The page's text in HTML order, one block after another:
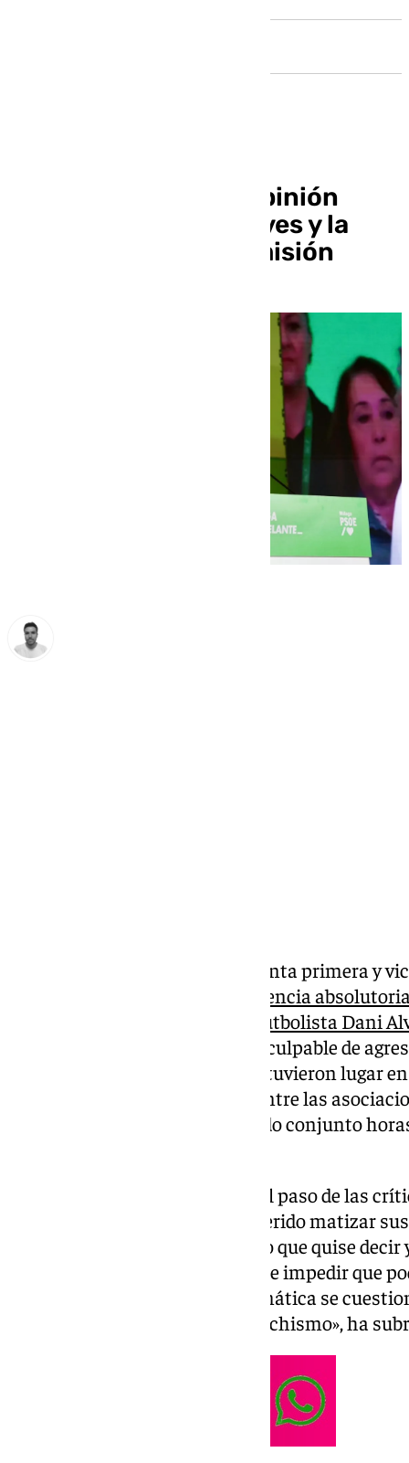
Montero matiza su opinión
sobre el caso Dani Alves y la
oposición pide su dimisión
El pasado sábado la vicepresidenta primera y
catalogó de «vergüenza» la sentencia
Justicia de Cataluña (TSJC) al futbolista Dani
sentencia previa que le declaró culpable de
prisión. Sus declaraciones, que tuvieron lugar
de Jaén, levantaron ampollas entre las
cuales emitieron un comunicado conjunto
Este lunes, Montero ha salido al paso de las
mensaje en su perfil de X ha querido matizar
en su postura frente al caso: «Lo que quise
presunción de inocencia no debe impedir que
rechazo a que de manera sistemática se
víctimas de agresiones y del machismo», ha